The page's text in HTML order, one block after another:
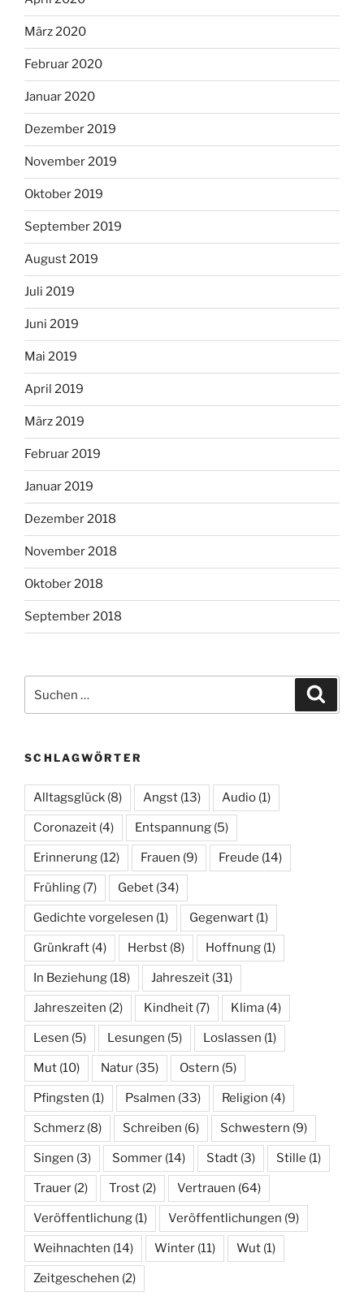
März 2020
Februar 2020
Januar 2020
Dezember 2019
November 2019
Oktober 2019
September 2019
August 2019
Juli 2019
Juni 2019
Mai 2019
April 2019
März 2019
Februar 2019
Januar 2019
Dezember 2018
November 2018
Oktober 2018
September 2018
nach:
SCHLAGWÖRTER
Alltagsglück (8) Angst (13) Audio (1)
Coronazeit (4) Entspannung (5)
Erinnerung (12) Frauen (9) Freude (14)
Frühling (7) Gebet (34)
Gedichte vorgelesen (1) Gegenwart (1)
Grünkraft (4) Herbst (8) Hoffnung (1)
In Beziehung (18) Jahreszeit (31)
Jahreszeiten (2) Kindheit (7) Klima (4)
Lesen (5) Lesungen (5) Loslassen (1)
Mut (10) Natur (35) Ostern (5)
Pfingsten (1) Psalmen (33) Religion (4)
Schmerz (8) Schreiben (6) Schwestern (9)
Singen (3) Sommer (14) Stadt (3) Stille (1)
Trauer (2) Trost (2) Vertrauen (64)
Veröffentlichung (1) Veröffentlichungen (9)
Weihnachten (14) Winter (11) Wut (1)
Zeitgeschehen (2)